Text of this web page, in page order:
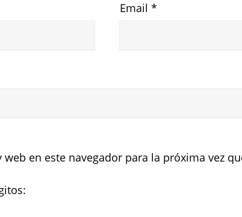
Email *
en este navegador para la próxima vez